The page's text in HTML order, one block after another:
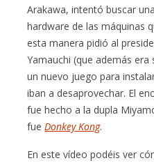
Arakawa, intentó buscar
hardware de las máquinas
esta manera pidió al
Yamauchi (que además
un nuevo juego para
iban a desaprovechar. El
fue hecho a la dupla
fue Donkey Kong.
En este vídeo podéis ver